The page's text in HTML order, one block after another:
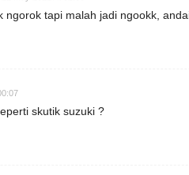
ngorok tapi malah jadi ngookk,
skutik suzuki ?